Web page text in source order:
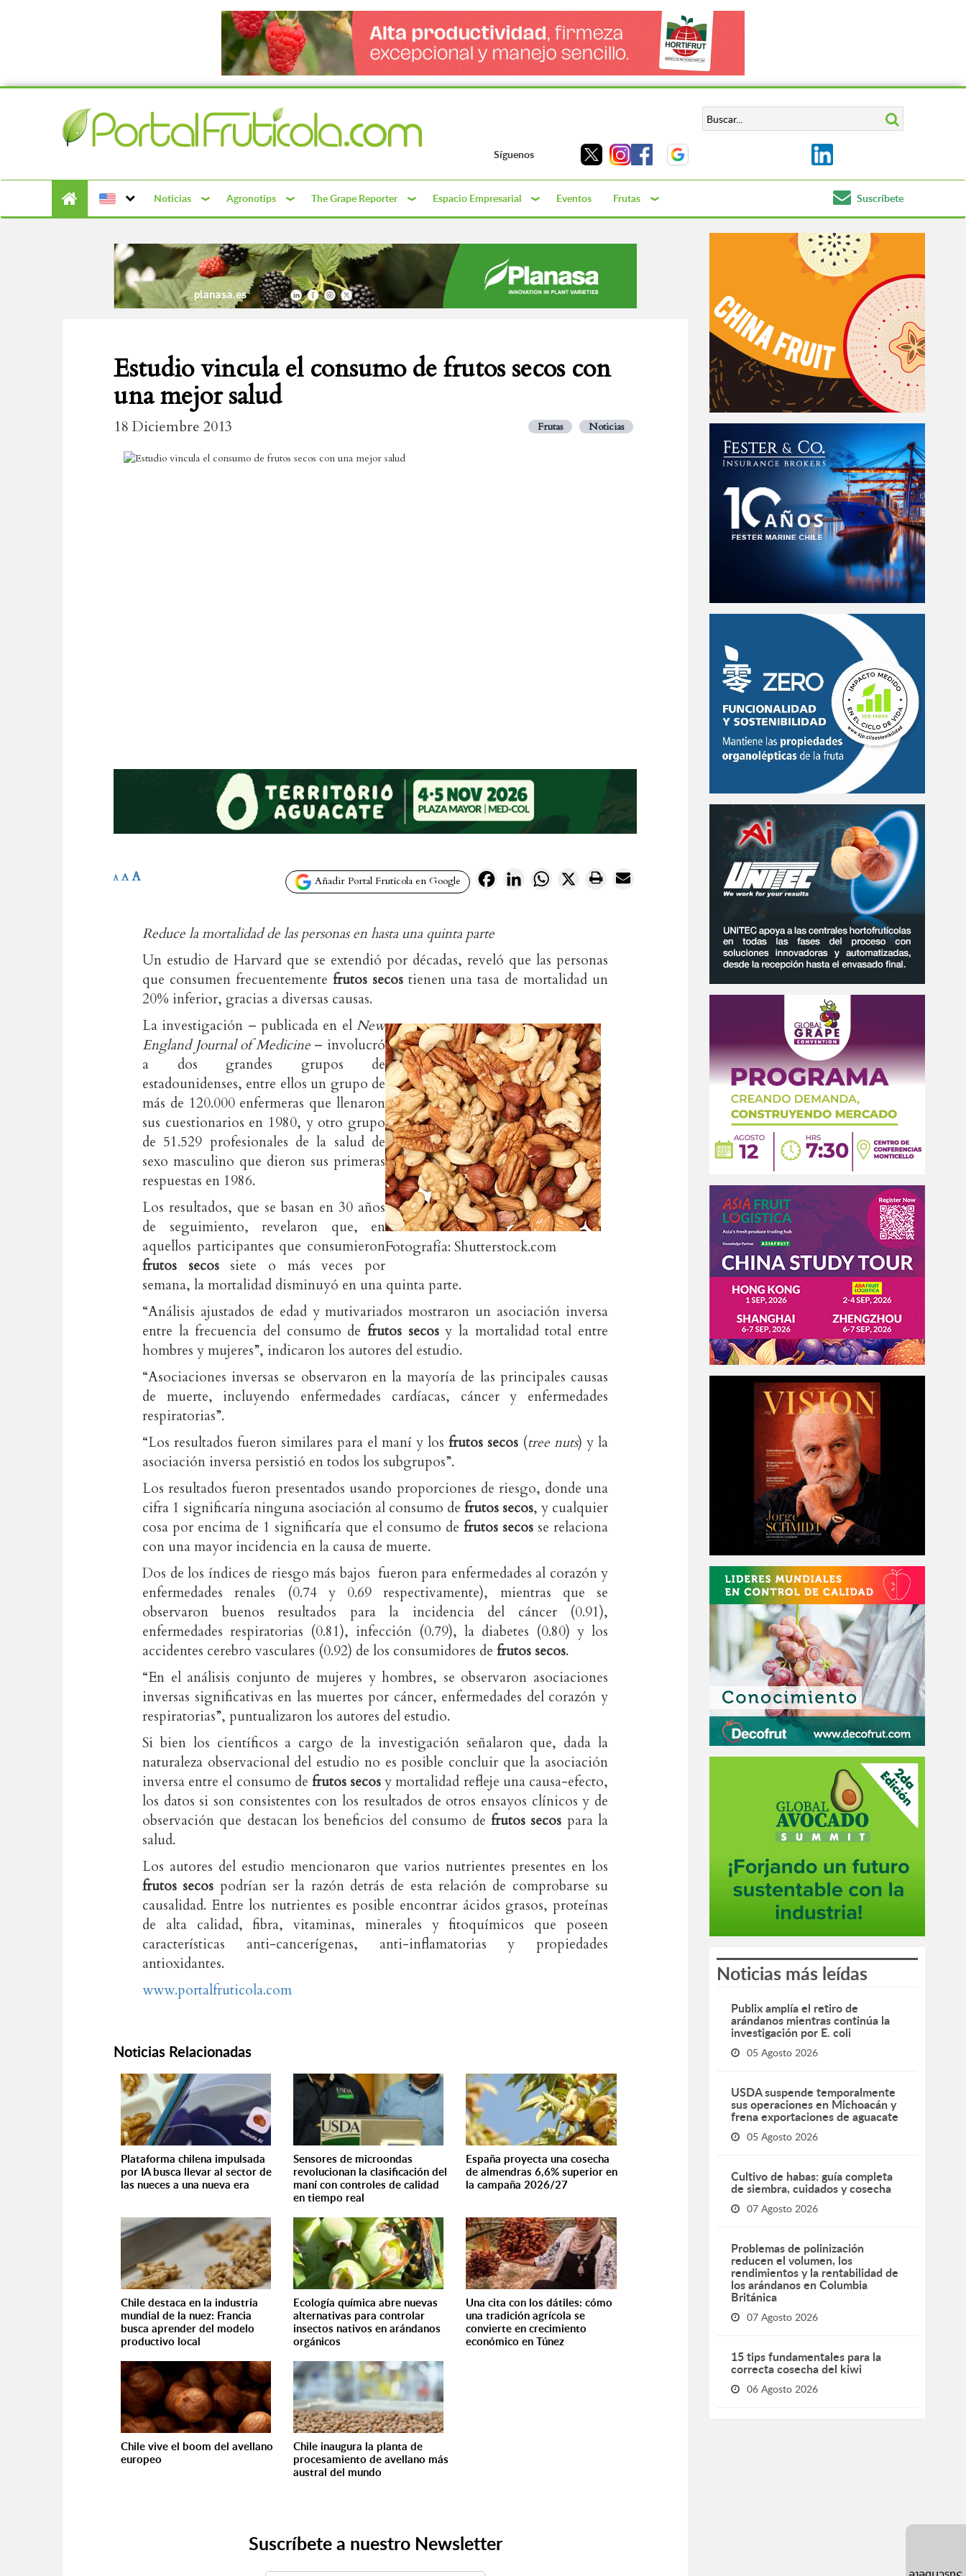
Síguenos
Noticias Agronotips The Grape Reporter Espacio Empresarial Eventos Frutas Suscríbete
Estudio vincula el consumo de frutos secos con
una mejor salud
18 Diciembre 2013 Frutas Noticias
Añadir Portal Frutícola en Google FacebookLinkedInWhatsApp
X
A A A
Reduce la mortalidad de las personas en hasta una quinta parte
Un estudio de Harvard que se extendió por décadas, reveló que las personas
que consumen frecuentemente frutos secostienen una tasa de mortalidad un
20% inferior, gracias a diversas causas.
Fotografía: Shutterstock.com
La investigación – publicada en el New
England Journal of Medicine– involucró
a dos grandes grupos de
estadounidenses, entre ellos un grupo de
más de 120.000 enfermeras que llenaron
sus cuestionarios en 1980, y otro grupo
de 51.529 profesionales de la salud de
sexo masculino que dieron sus primeras
respuestas en 1986.
Los resultados, que se basan en 30 años
de seguimiento, revelaron que, en
aquellos participantes que consumieron
frutos secossiete o más veces por
semana, la mortalidad disminuyó en una quinta parte.
“Análisis ajustados de edad y mutivariados mostraron un asociación inversa
entre la frecuencia del consumo de frutos secosy la mortalidad total entre
hombres y mujeres”, indicaron los autores del estudio.
“Asociaciones inversas se observaron en la mayoría de las principales causas
de muerte, incluyendo enfermedades cardíacas, cáncer y enfermedades
respiratorias”.
“Los resultados fueron similares para el maní y los frutos secos (tree nuts) y la
asociación inversa persistió en todos los subgrupos”.
Los resultados fueron presentados usando proporciones de riesgo, donde una
cifra 1 significaría ninguna asociación al consumo de frutos secos, y cualquier
cosa por encima de 1 significaría que el consumo de frutos secos se relaciona
con una mayor incidencia en la causa de muerte.
Dos de los índices de riesgo más bajos fueron para enfermedades al corazón y
enfermedades renales (0.74 y 0.69 respectivamente), mientras que se
observaron buenos resultados para la incidencia del cáncer (0.91),
enfermedades respiratorias (0.81), infección (0.79), la diabetes (0.80) y los
accidentes cerebro vasculares (0.92) de los consumidores de frutos secos.
“En el análisis conjunto de mujeres y hombres, se observaron asociaciones
inversas significativas en las muertes por cáncer, enfermedades del corazón y
respiratorias”, puntualizaron los autores del estudio.
Si bien los científicos a cargo de la investigación señalaron que, dada la
naturaleza observacional del estudio no es posible concluir que la asociación
inversa entre el consumo de frutos secosy mortalidad refleje una causa-efecto,
los datos si son consistentes con los resultados de otros ensayos clínicos y de
observación que destacan los beneficios del consumo de frutos secos para la
salud.
Los autores del estudio mencionaron que varios nutrientes presentes en los
frutos secos podrían ser la razón detrás de esta relación de comprobarse su
causalidad. Entre los nutrientes es posible encontrar ácidos grasos, proteínas
de alta calidad, fibra, vitaminas, minerales y fitoquímicos que poseen
características anti-cancerígenas, anti-inflamatorias y propiedades
antioxidantes.
www.portalfruticola.com
Noticias Relacionadas
Plataforma chilena impulsada
por IA busca llevar al sector de
las nueces a una nueva era
Sensores de microondas
revolucionan la clasificación del
maní con controles de calidad
en tiempo real
España proyecta una cosecha
de almendras 6,6% superior en
la campaña 2026/27
Chile destaca en la industria
mundial de la nuez: Francia
busca aprender del modelo
productivo local
Ecología química abre nuevas
alternativas para controlar
insectos nativos en arándanos
orgánicos
Una cita con los dátiles: cómo
una tradición agrícola se
convierte en crecimiento
económico en Túnez
Chile vive el boom del avellano
europeo
Chile inaugura la planta de
procesamiento de avellano más
austral del mundo
Suscríbete a nuestro Newsletter
Noticias más leídas
Publix amplía el retiro de
arándanos mientras continúa la
investigación por E. coli
05 Agosto 2026
USDA suspende temporalmente
sus operaciones en Michoacán y
frena exportaciones de aguacate
05 Agosto 2026
Cultivo de habas: guía completa
de siembra, cuidados y cosecha
07 Agosto 2026
Problemas de polinización
reducen el volumen, los
rendimientos y la rentabilidad de
los arándanos en Columbia
Británica
07 Agosto 2026
15 tips fundamentales para la
correcta cosecha del kiwi
06 Agosto 2026